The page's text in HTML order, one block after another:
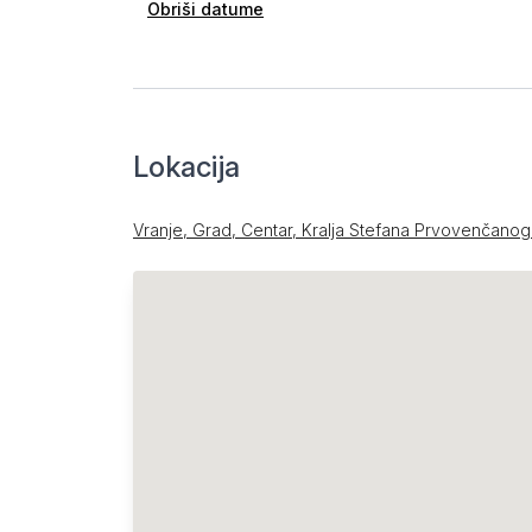
Obriši datume
Lokacija
Vranje, Grad, Centar, Kralja Stefana